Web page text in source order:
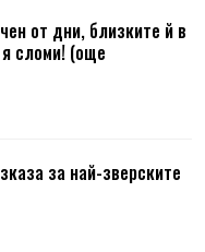
от дни, близките й в
сломи! (още
за най-зверските